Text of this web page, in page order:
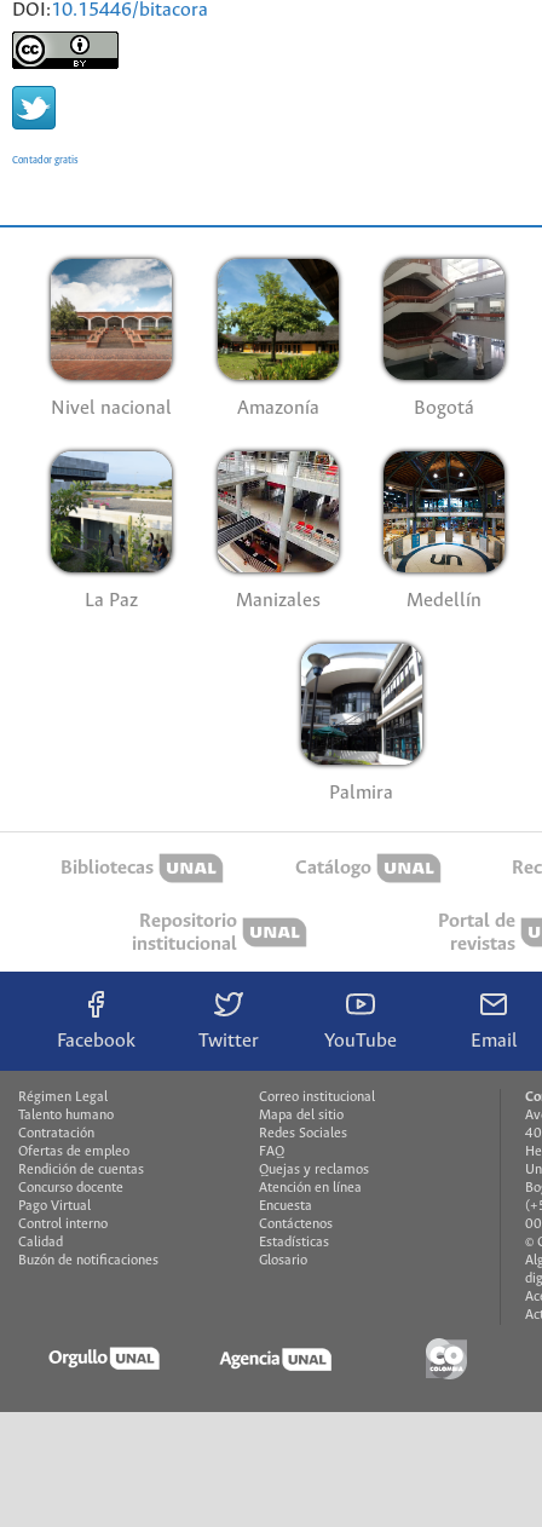
DOI:10.15446/bitacora
Contador gratis
Nivel nacional Amazonía Bogotá
La Paz Manizales Medellín
Palmira
Bibliotecas Catálogo
Repositorio
institucional
Portal de
revistas
Facebook Twitter YouTube Email
Régimen Legal
Talento humano
Contratación
Ofertas de empleo
Rendición de cuentas
Concurso docente
Pago Virtual
Control interno
Calidad
Buzón de notificaciones
Correo institucional
Mapa del sitio
Redes Sociales
FAQ
Quejas y reclamos
Atención en línea
Encuesta
Contáctenos
Estadísticas
Glosario
©